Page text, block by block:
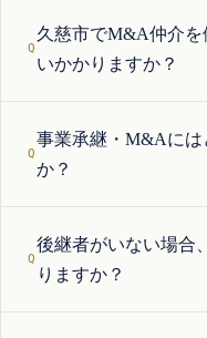
久慈市でM&A仲介を
いかかりますか？
事業承継・M&Aには
か？
後継者がいない場合
りますか？